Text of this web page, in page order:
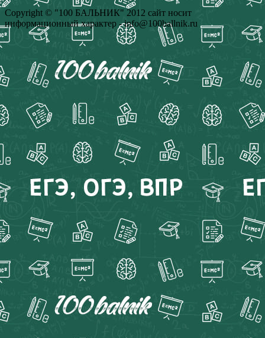
Copyright © "100 БАЛЬНИК" 2012 сайт носит
информационный характер - info@100ballnik.ru